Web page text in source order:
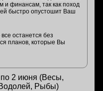
и финансам, так как поход
быстро опустошит Ваш
останется без
планов, которые Вы
по 2 июня (Весы,
Рыбы)